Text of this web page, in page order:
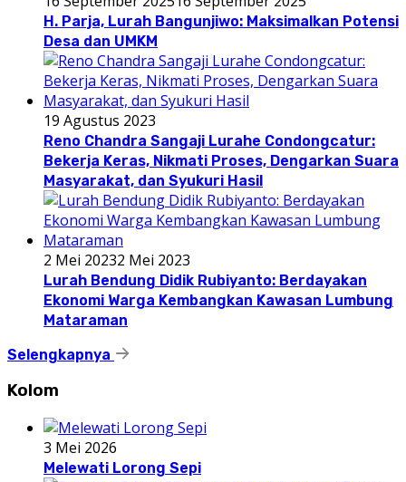
H. Parja, Lurah Bangunjiwo: Maksimalkan Potensi
Desa dan UMKM
19 Agustus 2023
Reno Chandra Sangaji Lurahe Condongcatur:
Bekerja Keras, Nikmati Proses, Dengarkan Suara
Masyarakat, dan Syukuri Hasil
2 Mei 20232 Mei 2023
Lurah Bendung Didik Rubiyanto: Berdayakan
Ekonomi Warga Kembangkan Kawasan Lumbung
Mataraman
Selengkapnya
Kolom
3 Mei 2026
Melewati Lorong Sepi